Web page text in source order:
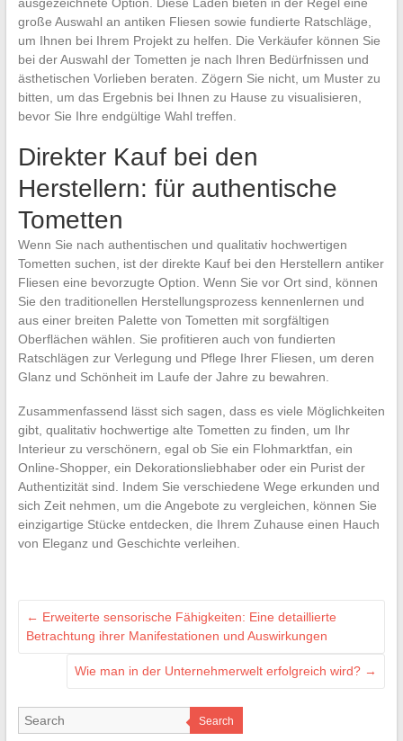
große Auswahl an antiken Fliesen sowie fundierte Ratschläge,
um Ihnen bei Ihrem Projekt zu helfen. Die Verkäufer können Sie
bei der Auswahl der Tometten je nach Ihren Bedürfnissen und
ästhetischen Vorlieben beraten. Zögern Sie nicht, um Muster zu
bitten, um das Ergebnis bei Ihnen zu Hause zu visualisieren,
bevor Sie Ihre endgültige Wahl treffen.
Direkter Kauf bei den
Herstellern: für authentische
Tometten
Wenn Sie nach authentischen und qualitativ hochwertigen
Tometten suchen, ist der direkte Kauf bei den Herstellern antiker
Fliesen eine bevorzugte Option. Wenn Sie vor Ort sind, können
Sie den traditionellen Herstellungsprozess kennenlernen und
aus einer breiten Palette von Tometten mit sorgfältigen
Oberflächen wählen. Sie profitieren auch von fundierten
Ratschlägen zur Verlegung und Pflege Ihrer Fliesen, um deren
Glanz und Schönheit im Laufe der Jahre zu bewahren.
Zusammenfassend lässt sich sagen, dass es viele Möglichkeiten
gibt, qualitativ hochwertige alte Tometten zu finden, um Ihr
Interieur zu verschönern, egal ob Sie ein Flohmarktfan, ein
Online-Shopper, ein Dekorationsliebhaber oder ein Purist der
Authentizität sind. Indem Sie verschiedene Wege erkunden und
sich Zeit nehmen, um die Angebote zu vergleichen, können Sie
einzigartige Stücke entdecken, die Ihrem Zuhause einen Hauch
von Eleganz und Geschichte verleihen.
← Erweiterte sensorische Fähigkeiten: Eine detaillierte
Betrachtung ihrer Manifestationen und Auswirkungen
Wie man in der Unternehmerwelt erfolgreich wird? →
Search